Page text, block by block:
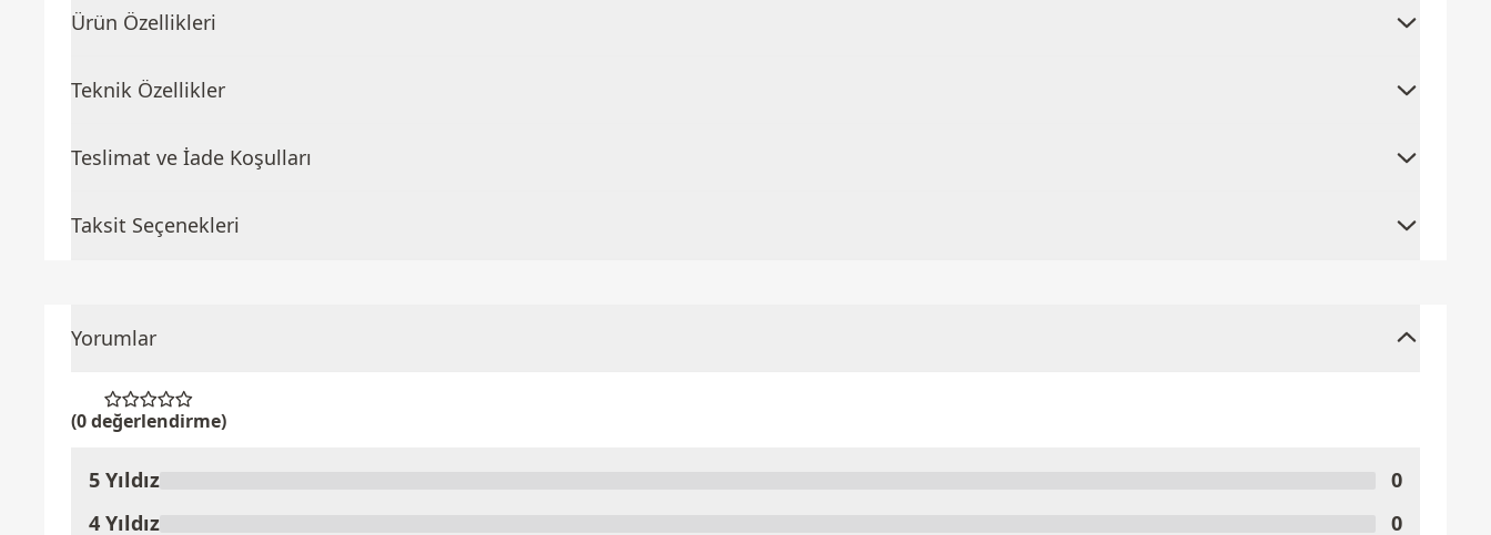
Ürün Özellikleri
Teknik Özellikler
Teslimat ve İade Koşulları
Taksit Seçenekleri
Yorumlar
(0 değerlendirme)
Ürünü Değerlendir
5 Yıldız
0
4 Yıldız
0